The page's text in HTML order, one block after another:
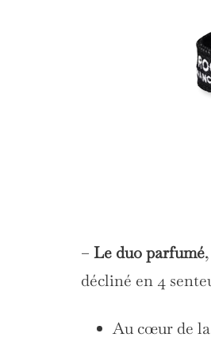
– Le duo parfumé
décliné en 4
Au cœur de